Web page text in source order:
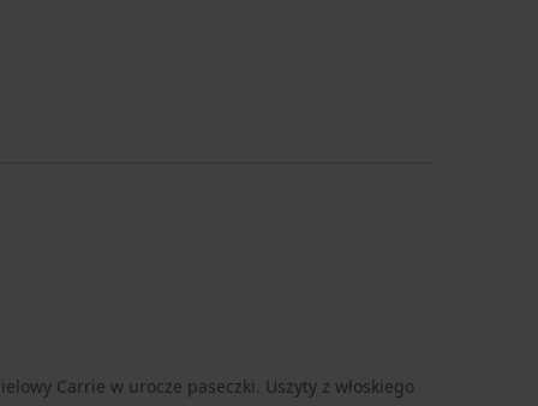
Carrie w urocze paseczki. Uszyty z włoskiego